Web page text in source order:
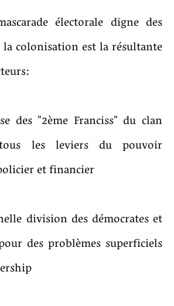
électorale digne des
la colonisation est la résultante
des "2ème Franciss" du clan
les leviers du pouvoir
et financier
division des démocrates et
des problèmes superficiels